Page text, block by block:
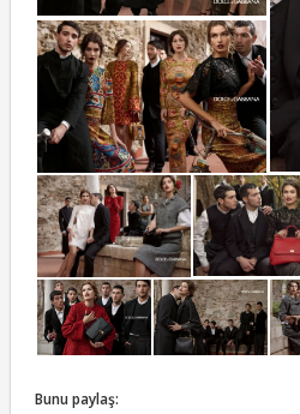
Bunu paylaş: